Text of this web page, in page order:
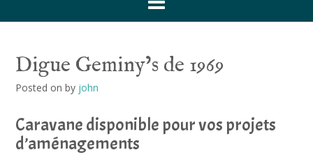
Digue Geminy’s de 1969
Posted on by john
Caravane disponible pour vos projets
d’aménagements